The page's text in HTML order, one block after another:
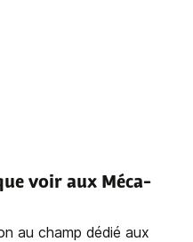
voir aux Méca-
au champ dédié aux